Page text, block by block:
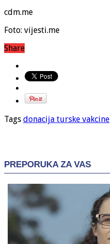
cdm.me
Foto: vijesti.me
Share
Tags donacija turske vakcine